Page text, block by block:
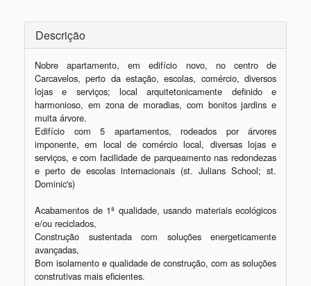
Descrição
Nobre apartamento, em edifício novo, no centro de
Carcavelos, perto da estação, escolas, comércio, diversos
lojas e serviços; local arquitetonicamente definido e
harmonioso, em zona de moradias, com bonitos jardins e
muita árvore.
Edifício com 5 apartamentos, rodeados por árvores
imponente, em local de comércio local, diversas lojas e
serviços, e com facilidade de parqueamento nas redondezas
e perto de escolas internacionais (st. Julians School; st.
Dominic's)
Acabamentos de 1ª qualidade, usando materiais ecológicos
e/ou reciclados,
Construção sustentada com soluções energeticamente
avançadas,
Bom isolamento e qualidade de construção, com as soluções
construtivas mais eficientes.